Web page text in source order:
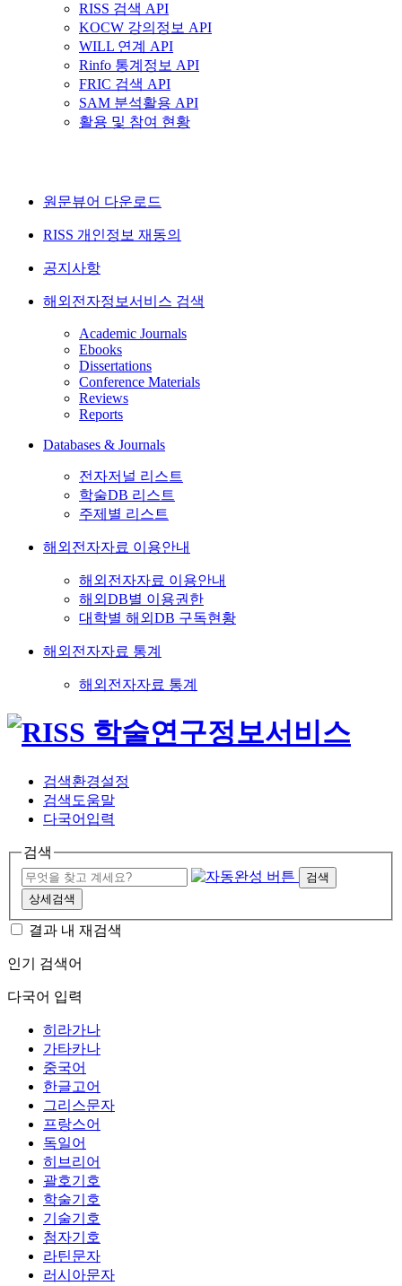
RISS 검색 API
KOCW 강의정보 API
WILL 연계 API
Rinfo 통계정보 API
FRIC 검색 API
SAM 분석활용 API
활용 및 참여 현황
원문뷰어 다운로드
RISS 개인정보 재동의
공지사항
해외전자정보서비스 검색
Academic Journals
Ebooks
Dissertations
Conference Materials
Reviews
Reports
Databases & Journals
전자저널 리스트
학술DB 리스트
주제별 리스트
해외전자자료 이용안내
해외전자자료 이용안내
해외DB별 이용권한
대학별 해외DB 구독현황
해외전자자료 통계
해외전자자료 통계
검색환경설정
검색도움말
다국어입력
검색
검색
상세검색
결과 내 재검색
인기 검색어
다국어 입력
히라가나
가타카나
중국어
한글고어
그리스문자
프랑스어
독일어
히브리어
괄호기호
학술기호
기술기호
첨자기호
라틴문자
러시아문자